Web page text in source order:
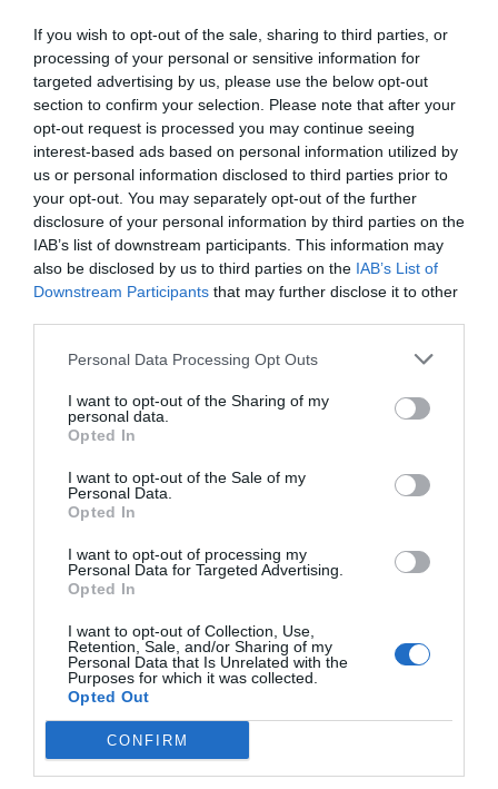
If you wish to opt-out of the sale, sharing to third parties, or
processing of your personal or sensitive information for
targeted advertising by us, please use the below opt-out
section to confirm your selection. Please note that after your
opt-out request is processed you may continue seeing
interest-based ads based on personal information utilized by
us or personal information disclosed to third parties prior to
your opt-out. You may separately opt-out of the further
disclosure of your personal information by third parties on the
IAB’s list of downstream participants. This information may
also be disclosed by us to third parties on the IAB’s List of
Downstream Participants that may further disclose it to other
Personal Data Processing Opt Outs
I want to opt-out of the Sharing of my
personal data.
Opted In
I want to opt-out of the Sale of my
Personal Data.
Opted In
I want to opt-out of processing my
Personal Data for Targeted Advertising.
Opted In
I want to opt-out of Collection, Use,
Retention, Sale, and/or Sharing of my
Personal Data that Is Unrelated with the
Purposes for which it was collected.
Opted Out
CONFIRM
Índex2P
Real Madrid
Uefa
ECA
corresponden al mercado español y más de 8.000 a
propiedades deportivas y competiciones internacionales,
segmentados por competición, tipología de activos,
marcas, categorías de producto y valor económico
aproximado de cada acuerdo. Si quieres más
información, contacta con nosotros
enintelligence@2playbook.com .
Añadir2Playbookcomo fuente preferida de Google
de forma gratuita
Mantente informado con las últimas noticias de actualidad.
ACTIVAR AHORA
Compartir
Imprimir